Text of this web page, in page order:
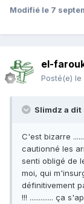
Modifié le 7
el-
Posté(e) le
Slimdz a dit
C'est bizarre
cautionné les
senti obligé de
moi, qui
définitivement
!!! ............. ça